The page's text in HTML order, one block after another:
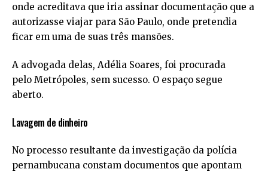
onde acreditava que iria assinar documentação que a
autorizasse viajar para São Paulo, onde pretendia
ficar em uma de suas três mansões.
A advogada delas, Adélia Soares, foi procurada
pelo Metrópoles, sem sucesso. O espaço segue
aberto.
Lavagem de dinheiro
No processo resultante da investigação da polícia
pernambucana constam documentos que apontam